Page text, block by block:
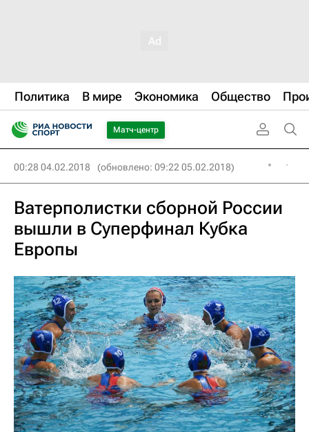
Политика В мире Экономика Общество
Матч-центр
00:28 04.02.2018 (обновлено: 09:22 05.02.2018)
Ватерполистки сборной России
вышли в Суперфинал Кубка
Европы